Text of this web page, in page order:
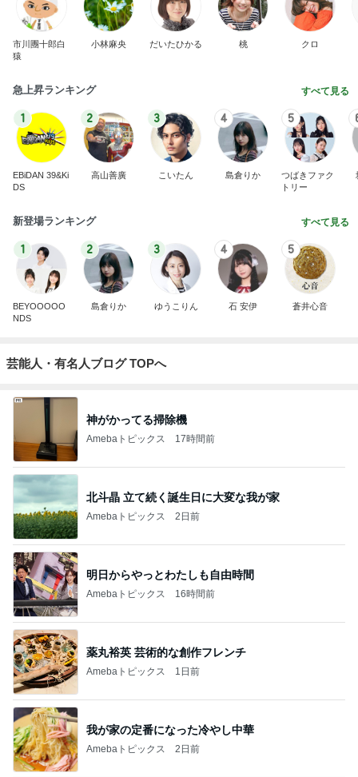
市川團十郎白
猿
小林麻央 だいたひかる 桃 クロ
急上昇ランキング すべて見る
1
EBiDAN 39&Ki
DS
2
高山善廣
3
こいたん
4
島倉りか
5
つばきファク
トリー
新登場ランキング すべて見る
1
BEYOOOOO
NDS
2
島倉りか
3
ゆうこりん
4
石 安伊
5
蒼井心音
芸能人・有名人ブログ TOPへ
神がかってる掃除機
Amebaトピックス 17時間前
北斗晶 立て続く誕生日に大変な我が家
Amebaトピックス 2日前
明日からやっとわたしも自由時間
Amebaトピックス 16時間前
薬丸裕英 芸術的な創作フレンチ
Amebaトピックス 1日前
我が家の定番になった冷やし中華
Amebaトピックス 2日前